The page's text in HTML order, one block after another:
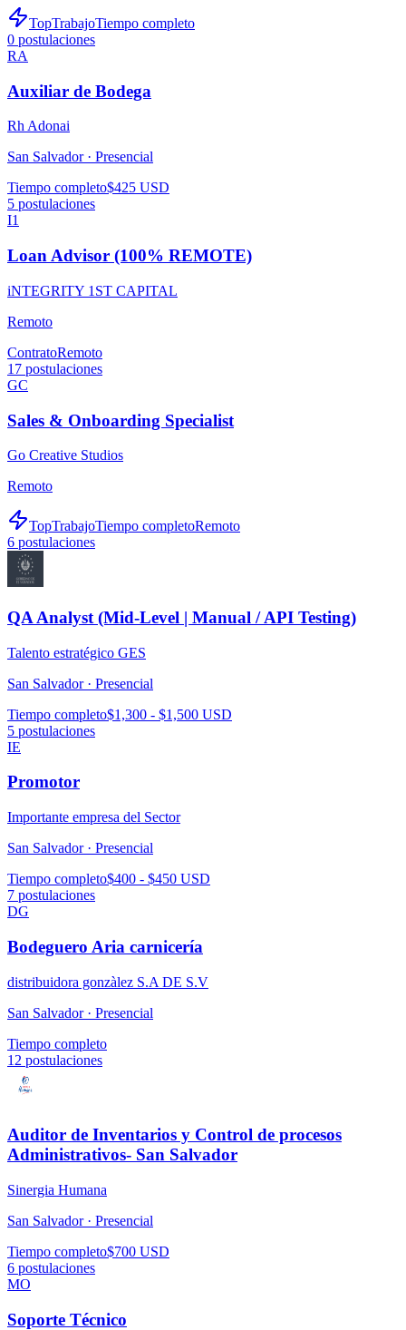
TopTrabajoTiempo completo
0 postulaciones
RA
Auxiliar de Bodega
Rh Adonai
San Salvador · Presencial
Tiempo completo$425 USD
5 postulaciones
I1
Loan Advisor (100% REMOTE)
iNTEGRITY 1ST CAPITAL
Remoto
ContratoRemoto
17 postulaciones
GC
Sales & Onboarding Specialist
Go Creative Studios
Remoto
TopTrabajoTiempo completoRemoto
6 postulaciones
QA Analyst (Mid-Level | Manual / API Testing)
Talento estratégico GES
San Salvador · Presencial
Tiempo completo$1,300 - $1,500 USD
5 postulaciones
IE
Promotor
Importante empresa del Sector
San Salvador · Presencial
Tiempo completo$400 - $450 USD
7 postulaciones
DG
Bodeguero Aria carnicería
distribuidora gonzàlez S.A DE S.V
San Salvador · Presencial
Tiempo completo
12 postulaciones
Auditor de Inventarios y Control de procesos
Administrativos- San Salvador
Sinergia Humana
San Salvador · Presencial
Tiempo completo$700 USD
6 postulaciones
MO
Soporte Técnico